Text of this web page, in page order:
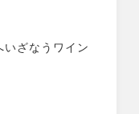
いざなうワイン